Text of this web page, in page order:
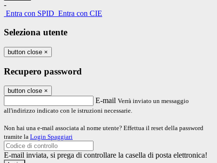
-
Entra con SPID Entra con CIE
Seleziona utente
button close ×
Recupero password
button close ×
E-mail Verrà inviato un messaggio
all'indirizzo indicato con le istruzioni necessarie.
Non hai una e-mail associata al nome utente? Effettua il reset della password
tramite la Login Spaggiari
E-mail inviata, si prega di controllare la casella di posta elettronica!